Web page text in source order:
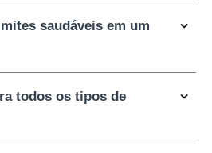
saudáveis em um
todos os tipos de